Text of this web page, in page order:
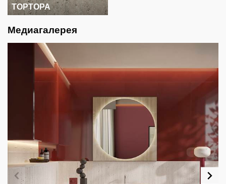
ТОРТОРА
Медиагалерея